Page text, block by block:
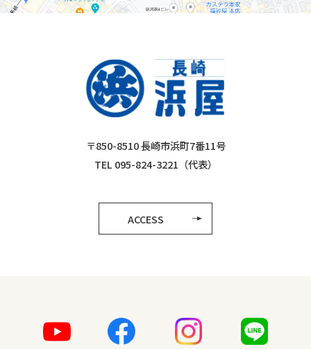
〒850-8510 長崎市浜町7番11号
TEL 095-824-3221（代表）
ACCESS